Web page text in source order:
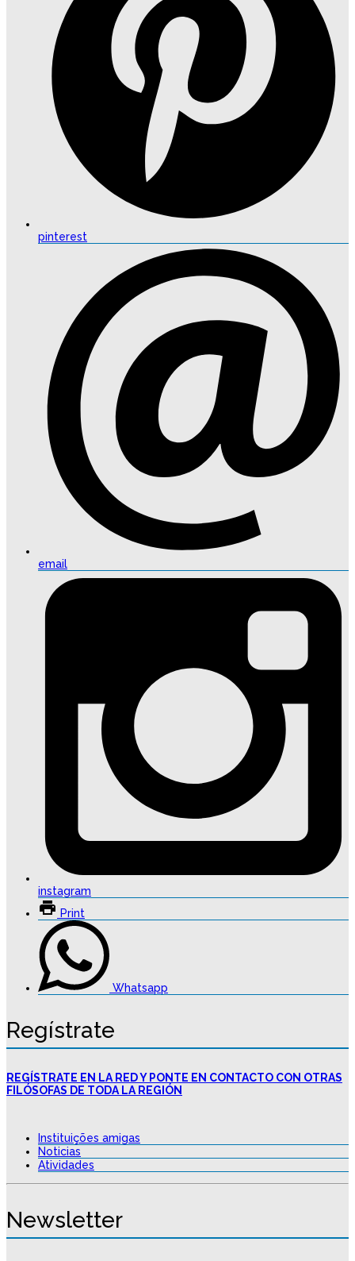
pinterest
email
instagram
Print
Whatsapp
Regístrate
REGÍSTRATE EN LA RED Y PONTE EN CONTACTO CON OTRAS
FILÓSOFAS DE TODA LA REGIÓN
Instituições amigas
Noticias
Atividades
Newsletter